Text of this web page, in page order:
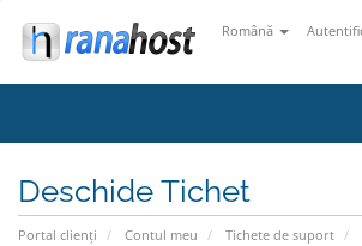
Română
Deschide Tichet
Portal clienți Contul meu Tichete de suport